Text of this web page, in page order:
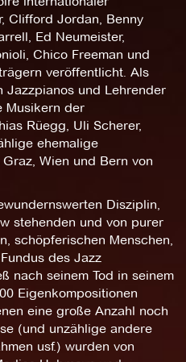
Clifford Jordan, Benny
Ed Neumeister,
Chico Freeman und
veröffentlicht. Als
Jazzpianos und Lehrender
Musikern der
Rüegg, Uli Scherer,
ehemalige
Wien und Bern von
Disziplin,
stehenden und von purer
schöpferischen Menschen,
des Jazz
nach seinem Tod in seinem
Eigenkompositionen
eine große Anzahl noch
(und unzählige andere
usf.) wurden von